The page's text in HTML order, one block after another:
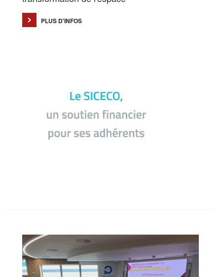
PLUS D'INFOS